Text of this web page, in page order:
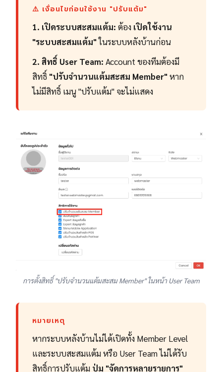
⚠️ เงื่อนไขก่อนใช้งาน "ปรับแต้ม"
1. เปิดระบบสะสมแต้ม: ต้อง เปิดใช้งาน
"ระบบสะสมแต้ม"ในระบบหลังบ้านก่อน
2. สิทธิ์ User Team: Account ของทีมต้องมี
สิทธิ์ "ปรับจำนวนแต้มสะสม Member"หาก
ไม่มีสิทธิ์ เมนู "ปรับแต้ม" จะไม่แสดง
การตั้งสิทธิ์ "ปรับจำนวนแต้มสะสม Member" ในหน้า User Team
หมายเหตุ
หากระบบหลังบ้านไม่ได้เปิดทั้ง Member Level
และระบบสะสมแต้ม หรือ User Team ไม่ได้รับ
สิทธิ์การปรับแต้ม ปุ่ม "จัดการหลายรายการ"